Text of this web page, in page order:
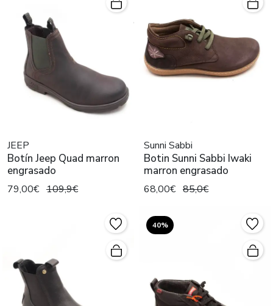
JEEP
Botín Jeep Quad marron
engrasado
79,00€ 109,9€
Sunni Sabbi
Botin Sunni Sabbi Iwaki
marron engrasado
68,00€ 85,0€
40%